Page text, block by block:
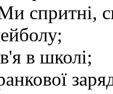
спритні,
в школі;